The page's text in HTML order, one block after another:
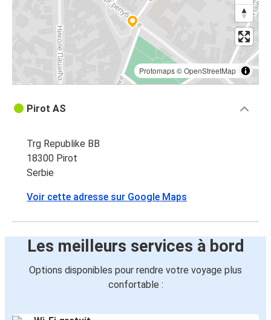
Protomaps©OpenStreetMap
Pirot AS
Trg Republike BB
18300 Pirot
Serbie
Voir cette adresse sur Google Maps
Les meilleurs services à bord
Options disponibles pour rendre votre voyage plus
confortable :